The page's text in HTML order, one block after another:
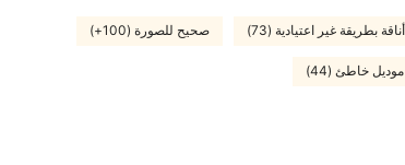
أناقة بطريقة غير اعتيادية (73) صحيح للصورة (100+)
موديل خاطئ (44)